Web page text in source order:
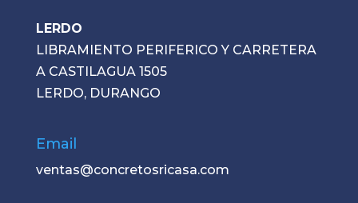
LERDO
LIBRAMIENTO PERIFERICO Y CARRETERA
A CASTILAGUA 1505
LERDO, DURANGO
Email
ventas@concretosricasa.com